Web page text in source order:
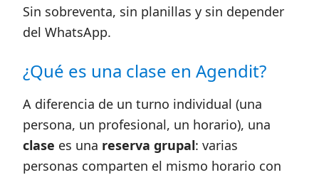
Sin sobreventa, sin planillas y sin depender
del WhatsApp.
¿Qué es una clase en Agendit?
A diferencia de un turno individual (una
persona, un profesional, un horario), una
clase es una reserva grupal: varias
personas comparten el mismo horario con